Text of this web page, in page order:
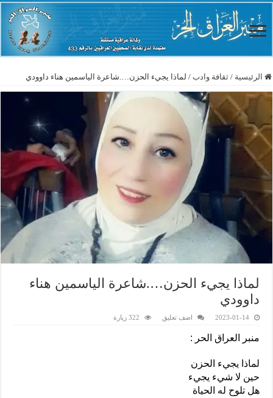
الرئيسية / ثقافة وادب / لماذا يجيء الحزن….شاعرة الياسمين هناء داوودي
لماذا يجيء الحزن….شاعرة الياسمين هناء
داوودي
2023-01-14 اضف تعليق 322 زيارة
منبر العراق الحر :
لماذا يجيء الحزن
حين لا شيء يجيء
هل تلوح له الحياة